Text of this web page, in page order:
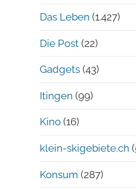
Das Leben (1.427)
Die Post (22)
Gadgets (43)
Itingen (99)
Kino (16)
klein-skigebiete.ch
Konsum (287)